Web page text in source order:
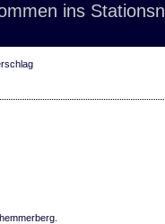
ins